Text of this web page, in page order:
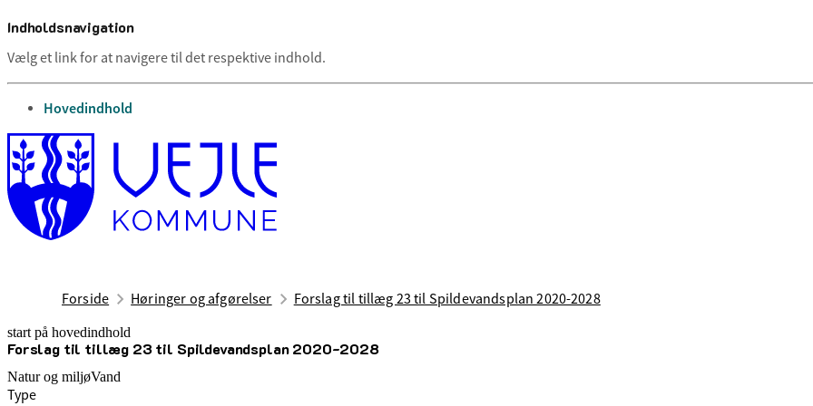
Indholdsnavigation
Vælg et link for at navigere til det respektive indhold.
gå til
Hovedindhold
Forside Høringer og afgørelser Forslag til tillæg 23 til Spildevandsplan 2020-2028
start på hovedindhold
Forslag til tillæg 23 til Spildevandsplan 2020-2028
senest opdateret 10. oktober 2025
Natur og miljøVand
Type